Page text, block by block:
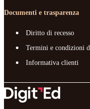
Documenti e trasparenza
Diritto di recesso
Termini e condizioni
Informativa clienti